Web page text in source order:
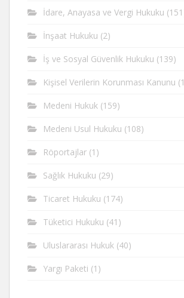
İdare, Anayasa ve Vergi Hukuku
İnşaat Hukuku (2)
İş ve Sosyal Güvenlik Hukuku (139)
Kişisel Verilerin Korunması Kanunu
Medeni Hukuk (159)
Medeni Usul Hukuku (108)
Röportajlar (1)
Sağlık Hukuku (29)
Ticaret Hukuku (174)
Tüketici Hukuku (41)
Uluslararası Hukuk (40)
Yargı Paketi (1)